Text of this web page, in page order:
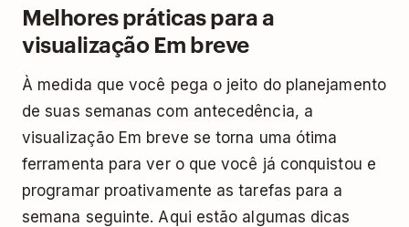
Melhores práticas para a
visualização Em breve
À medida que você pega o jeito do planejamento
de suas semanas com antecedência, a
visualização Em breve se torna uma ótima
ferramenta para ver o que você já conquistou e
programar proativamente as tarefas para a
semana seguinte. Aqui estão algumas dicas